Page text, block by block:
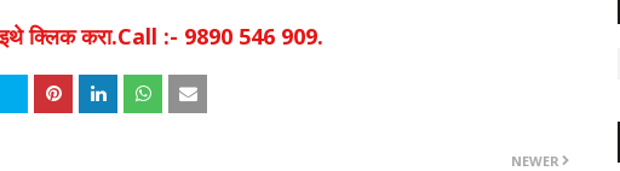
इथे क्लिक करा.Call :- 9890 546 909.
NEWER